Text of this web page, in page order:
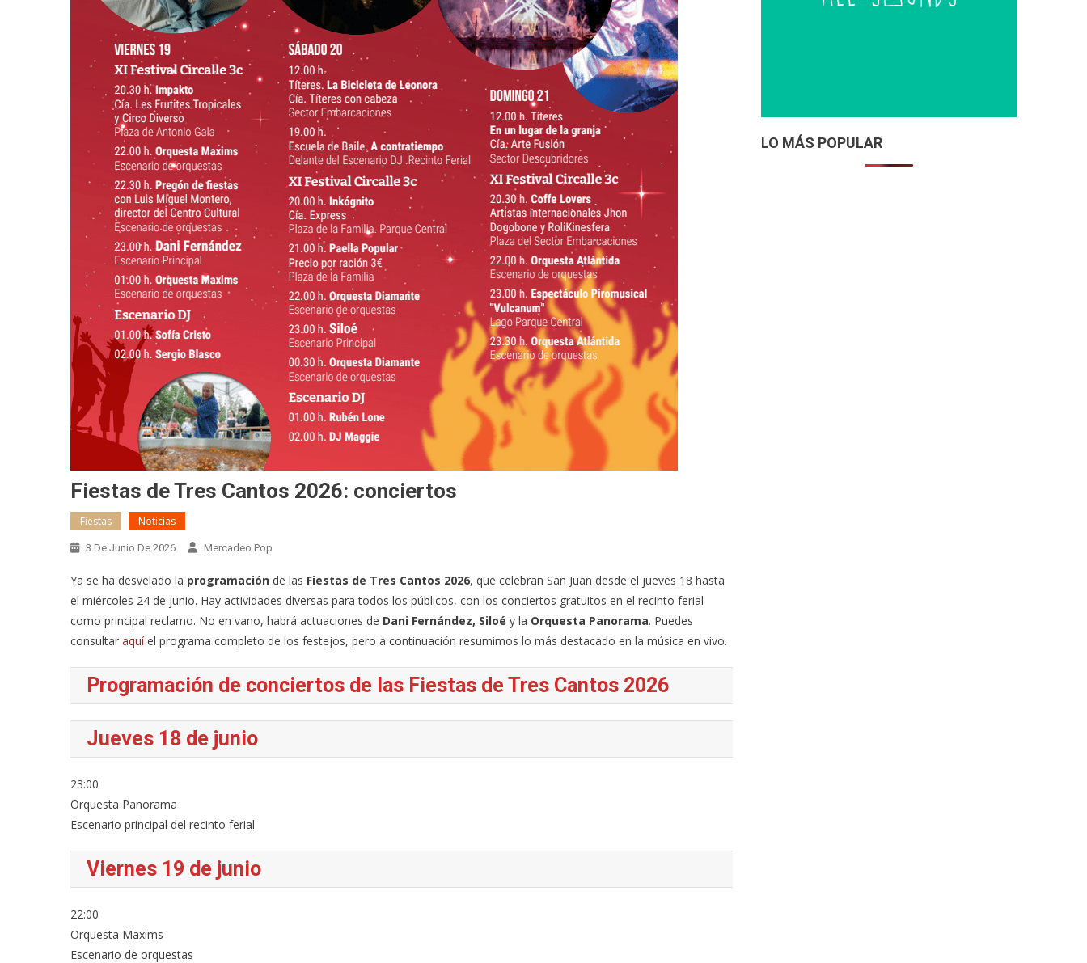
Fiestas de Tres Cantos 2026: conciertos
Fiestas Noticias
3 De Junio De 2026 Mercadeo Pop
Ya se ha desvelado la programación de las Fiestas de Tres Cantos 2026, que celebran San Juan desde el jueves 18 hasta
el miércoles 24 de junio. Hay actividades diversas para todos los públicos, con los conciertos gratuitos en el recinto ferial
como principal reclamo. No en vano, habrá actuaciones de Dani Fernández, Siloé y la Orquesta Panorama. Puedes
consultar aquíel programa completo de los festejos, pero a continuación resumimos lo más destacado en la música en vivo.
Programación de conciertos de las Fiestas de Tres Cantos 2026
Jueves 18 de junio
23:00
Orquesta Panorama
Escenario principal del recinto ferial
Viernes 19 de junio
22:00
Orquesta Maxims
Escenario de orquestas
LO MÁS POPULAR